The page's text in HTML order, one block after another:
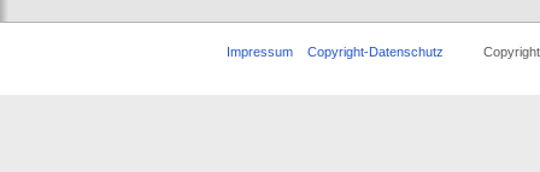
Impressum Copyright-Datenschutz Copyright ©